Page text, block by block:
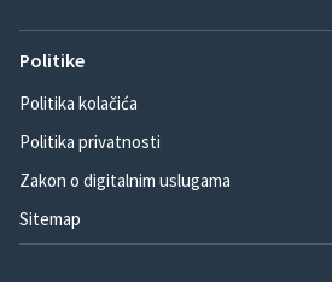
Politike
Politika kolačića
Politika privatnosti
Zakon o digitalnim uslugama
Sitemap